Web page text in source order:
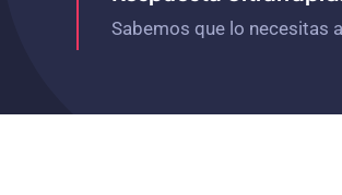
Sabemos que lo necesitas